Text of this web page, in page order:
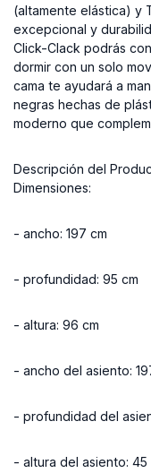
(altamente elástica) y
excepcional y
Click-Clack podrás
dormir con un solo
cama te ayudará a
negras hechas de
moderno que
Descripción del
Dimensiones:
- ancho: 197 cm
- profundidad: 95 cm
- altura: 96 cm
- ancho del asiento:
- profundidad del
- altura del asiento: 45